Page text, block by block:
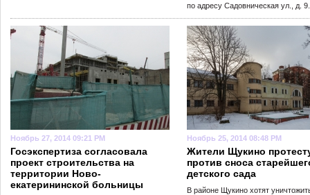
по адресу Садовническая ул., д. 9.
Ноябрь 27, 2014 09:21 PM
Госэкспертиза согласовала
проект строительства на
территории Ново-
екатерининской больницы
Ноябрь 25, 2014 08:48 PM
Жители Щукино
против сноса
детского сада
В районе Щукино хотят